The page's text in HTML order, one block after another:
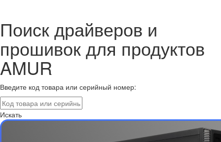
Поиск драйверов и
прошивок для продуктов
AMUR
Введите код товара или серийный номер:
Искать